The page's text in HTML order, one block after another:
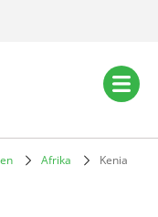
Afrika Kenia